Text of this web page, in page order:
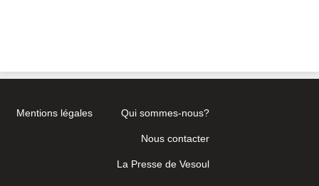
Mentions légales Qui sommes-nous?
Nous contacter
La Presse de Vesoul